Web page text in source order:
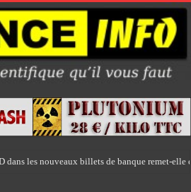
dans les nouveaux billets de banque remet-